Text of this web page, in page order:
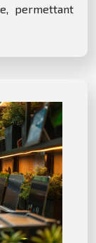
permettant